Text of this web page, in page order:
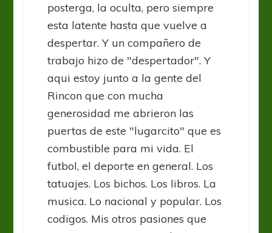
posterga, la oculta, pero siempre
esta latente hasta que vuelve a
despertar. Y un compañero de
trabajo hizo de "despertador". Y
aqui estoy junto a la gente del
Rincon que con mucha
generosidad me abrieron las
puertas de este "lugarcito" que es
combustible para mi vida. El
futbol, el deporte en general. Los
tatuajes. Los bichos. Los libros. La
musica. Lo nacional y popular. Los
codigos. Mis otros pasiones que